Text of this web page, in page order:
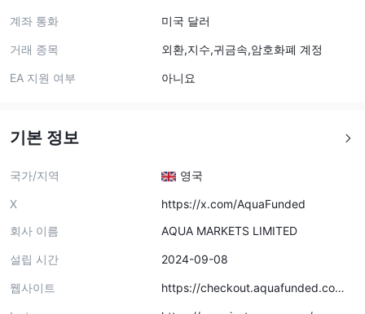
계좌 통화 미국 달러
거래 종목 외환,지수,귀금속,암호화폐 계정
EA 지원 여부 아니요
기본 정보
국가/지역 영국
X
https://x.com/AquaFunded
회사 이름
AQUA MARKETS LIMITED
설립 시간 2024-09-08
웹사이트
https://checkout.aquafunded.co